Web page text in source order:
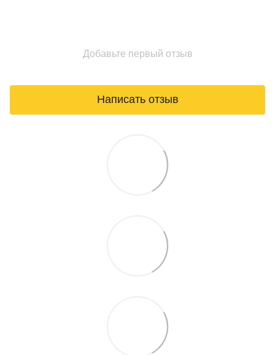
Добавьте первый отзыв
Написать отзыв